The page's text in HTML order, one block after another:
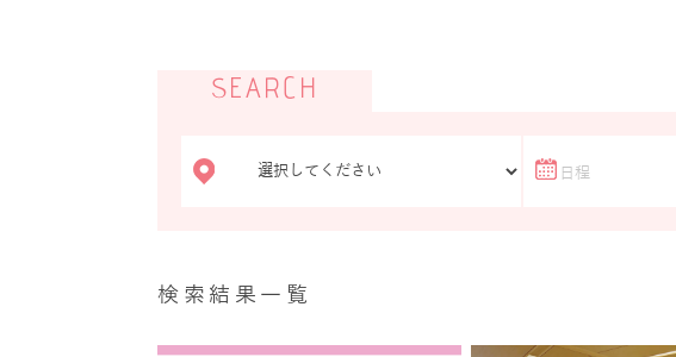
SEARCH
検索結果一覧